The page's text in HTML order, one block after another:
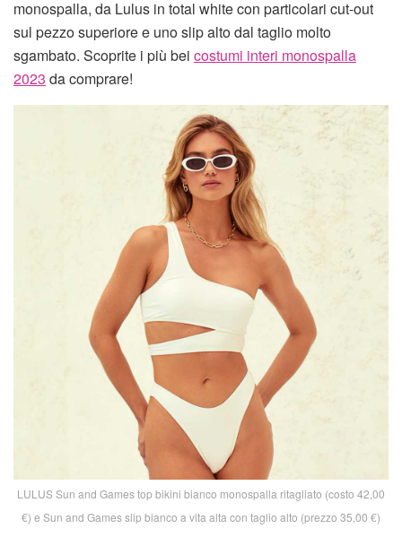
monospalla, da Lulus in total white con particolari cut-out
sul pezzo superiore e uno slip alto dal taglio molto
sgambato. Scoprite i più bei costumi interi monospalla
2023 da comprare!
LULUS Sun and Games top bikini bianco monospalla ritagliato (costo 42,00
€) e Sun and Games slip bianco a vita alta con taglio alto (prezzo 35,00 €)